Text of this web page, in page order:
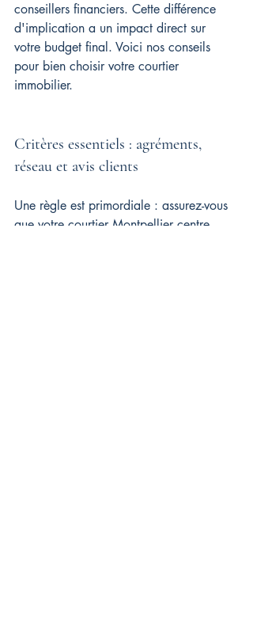
conseillers financiers. Cette différence
d'implication a un impact direct sur
votre budget final. Voici nos conseils
pour bien choisir votre courtier
immobilier.
Critères essentiels : agréments,
réseau et avis clients
Une règle est primordiale : assurez-vous
que votre courtier Montpellier centre